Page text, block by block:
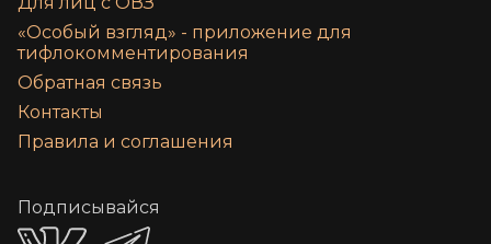
«‎Особый взгляд» - приложение для
тифлокомментирования
Обратная связь
Контакты
Правила и соглашения
Подписывайся